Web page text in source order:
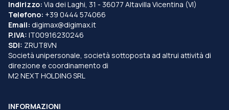
Indirizzo: Via dei Laghi, 31 - 36077 Altavilla Vicentina (VI)
Telefono: +39 0444 574066
Email: digimax@digimax.it
P.IVA: IT00916230246
SDI: ZRUT8VN
Società unipersonale, società sottoposta ad altrui attività di
direzione e coordinamento di
M2 NEXT HOLDING SRL
INFORMAZIONI